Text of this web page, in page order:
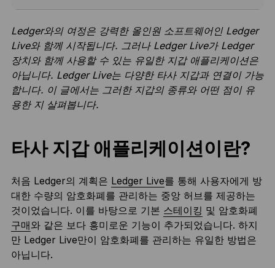
Ledger와의 여정은 강력한 올인원 소프트웨어인 Ledger
Live와 함께 시작됩니다. 그러나 Ledger Live가 Ledger
장치와 함께 사용할 수 있는 유일한 지갑 애플리케이션은
아닙니다. Ledger Live는 다양한 타사 지갑과 연결이 가능
합니다. 이 글에서는 그러한 지갑의 종류와 어떤 점이 유
용한 지 살펴봅니다.
타사 지갑 애플리케이션이란?
처음 Ledger의 계획은 Ledger Live를 통해 사용자에게 방
대한 수량의 암호화폐를 관리하는 중앙 허브를 제공하는
것이었습니다. 이를 바탕으로 기본 스테이킹 및 암호화폐
구매와 같은 보다 흥미로운 기능이 추가되었습니다. 하지
만 Ledger Live만이 암호화폐를 관리하는 유일한 방법은
아닙니다.